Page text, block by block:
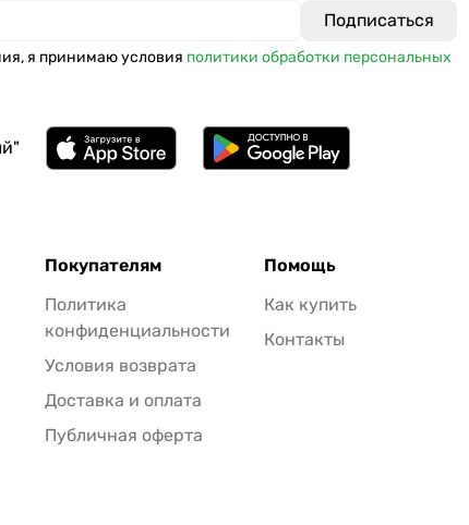
я принимаю условия политики обработки персональных
Покупателям
Политика
конфиденциальности
Условия возврата
Доставка и оплата
Публичная оферта
Помощь
Как купить
Контакты